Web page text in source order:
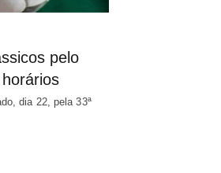
pelo
dia 22, pela 33ª